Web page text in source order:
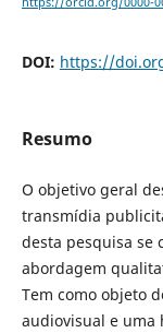
DOI: https://
Resumo
O objetivo geral
transmídia
desta pesquisa se
abordagem
Tem como objeto
audiovisual e uma